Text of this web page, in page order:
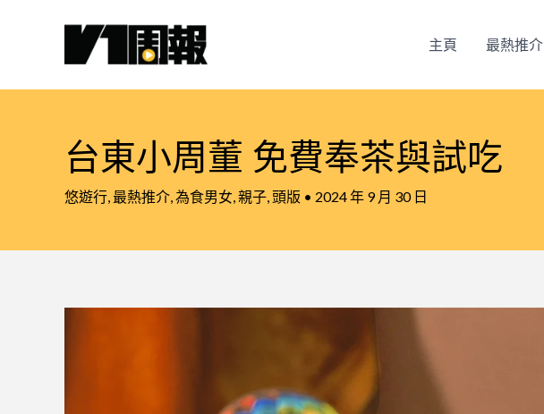
主頁 最熱推介
台東小周董 免費奉茶與試吃
悠遊行 最熱推介 為食男女 親子 頭版 • 2024 年 9 月 30 日